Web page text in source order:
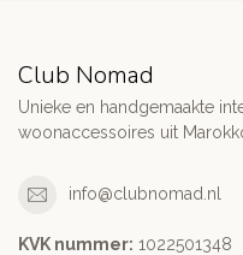
Club Nomad
Unieke en handgemaakte
woonaccessoires uit
info@clubnomad.nl
KVK nummer: 1022501348